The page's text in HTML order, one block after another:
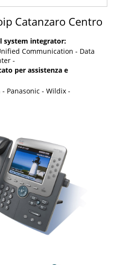
Catanzaro Centro
system integrator:
Communication - Data
-
per assistenza e
- Panasonic - Wildix -